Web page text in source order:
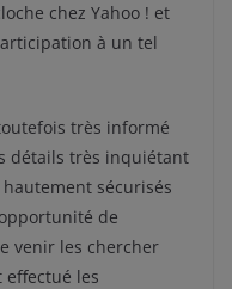
chez Yahoo ! et
à un tel
très informé
détails très inquiétant
sécurisés
de
venir les chercher
les